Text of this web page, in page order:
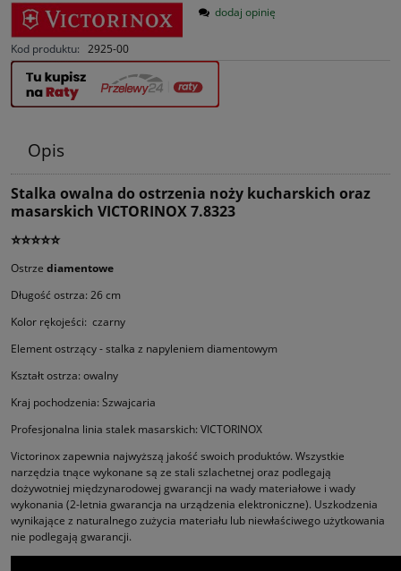
Kod produktu: 2925-00
dodaj opinię
Opis
Stalka owalna do ostrzenia noży kucharskich oraz
masarskich VICTORINOX 7.8323
⭐⭐⭐⭐⭐
Ostrze diamentowe
Długość ostrza: 26 cm
Kolor rękojeści: czarny
Element ostrzący - stalka z napyleniem diamentowym
Kształt ostrza: owalny
Kraj pochodzenia: Szwajcaria
Profesjonalna linia stalek masarskich: VICTORINOX
Victorinox zapewnia najwyższą jakość swoich produktów. Wszystkie
narzędzia tnące wykonane są ze stali szlachetnej oraz podle­gają
dożywotniej międzynarodowej gwarancji na wady materiałowe i wady
wykonania (2-letnia gwarancja na urządzenia elektro­niczne). Uszkodzenia
wynikające z naturalnego zużycia materiału lub niewłaściwego użytkowania
nie podlegają gwarancji.